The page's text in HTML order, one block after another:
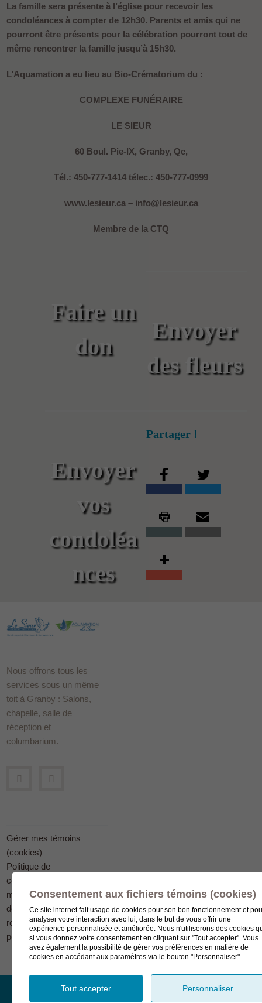
La famille sera présente à l’église pour recevoir les
condoléances à compter de 12h30. Parents et amis qui ne
pourront être présents pour la célébration pourront tout de
même rencontrer la famille jusqu’à 15h30.
L’Aquamation a eu lieu au Bio-Crématorium du :
COMPLEXE FUNÉRAIRE
LE SIEUR
60 Boul. Pie-IX, Granby, Qc,
Tél.: 450-777-1414 télec.: 450-777-0999
www.lesieur.ca – info@lesieur.ca
Membre de la CTQ
Faire un
don
Envoyer
des fleurs
Envoyer
vos
condoléa
nces
Partager !
Nous offrons tous les
services sous un même
toit à Granby : Salons,
chapelle, salle de
réception et
columbarium.
Gérer mes témoins
(cookies)
Politique de
confidentialité en
matière
de protection des
renseignements
personnels
© Complexe funéraire LeSieur 2023.
Consentement aux fichiers témoins (cookies)
Ce site internet fait usage de cookies pour son bon fonctionnement et
analyser votre interaction avec lui, dans le but de vous offrir une
expérience personnalisée et améliorée. Nous n'utiliserons des cookies
si vous donnez votre consentement en cliquant sur "Tout accepter". Vous
avez également la possibilité de gérer vos préférences en matière de
cookies en accédant aux paramètres via le bouton "Personnaliser".
Tout accepter Personnaliser